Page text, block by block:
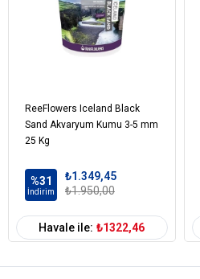
ReeFlowers Iceland Black
Sand Akvaryum Kumu 3-5 mm
25 Kg
%31
İndirim
₺1.349,45
₺1.950,00
Havale ile: ₺1322,46